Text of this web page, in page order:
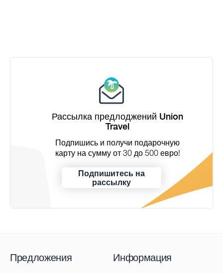
Рассылка предлоджений Union
Travel
Подпишись и получи подарочную
карту на сумму от 30 до 500 евро!
Подпишитесь на
рассылку
Предложения Информация